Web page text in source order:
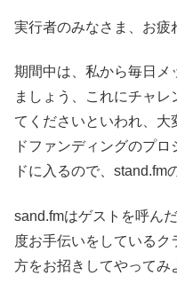
実行者のみなさま、お疲
期間中は、私から毎日メ
ましょう、これにチャ
てくださいといわれ、大
ドファンディングのプ
ドに入るので、stand.fm
sand.fmはゲストを呼ん
度お手伝いをしている
方をお招きしてやってみ